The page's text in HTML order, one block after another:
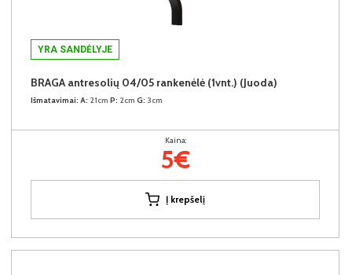
YRA SANDĖLYJE
BRAGA antresolių 04/05 rankenėlė (1vnt.) (Juoda)
Išmatavimai: A: 21cm P: 2cm G: 3cm
Kaina:
5€
Į krepšelį